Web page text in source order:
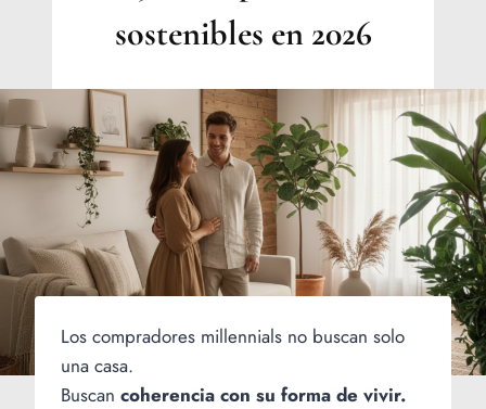
sostenibles en 2026
Por
Jesica
Samanez
Los compradores millennials no buscan solo
una casa.
Buscan coherencia con su forma de vivir.